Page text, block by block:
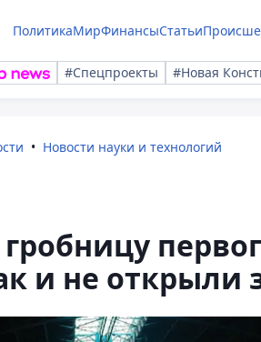
ПолитикаМирФинансыСтатьи
#Спецпроекты #Новая
Новости науки и технологий
и не открыли